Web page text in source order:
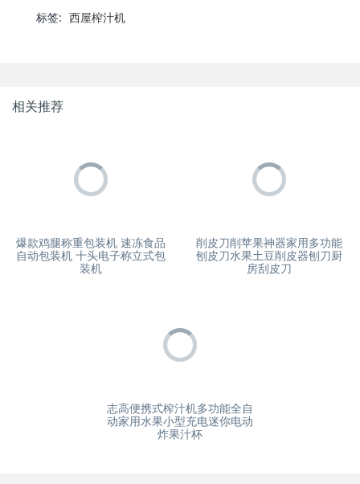
标签: 西屋榨汁机
相关推荐
爆款鸡腿称重包装机 速冻食品
自动包装机 十头电子称立式包
装机
削皮刀削苹果神器家用多功能
刨皮刀水果土豆削皮器刨刀厨
房刮皮刀
志高便携式榨汁机多功能全自
动家用水果小型充电迷你电动
炸果汁杯